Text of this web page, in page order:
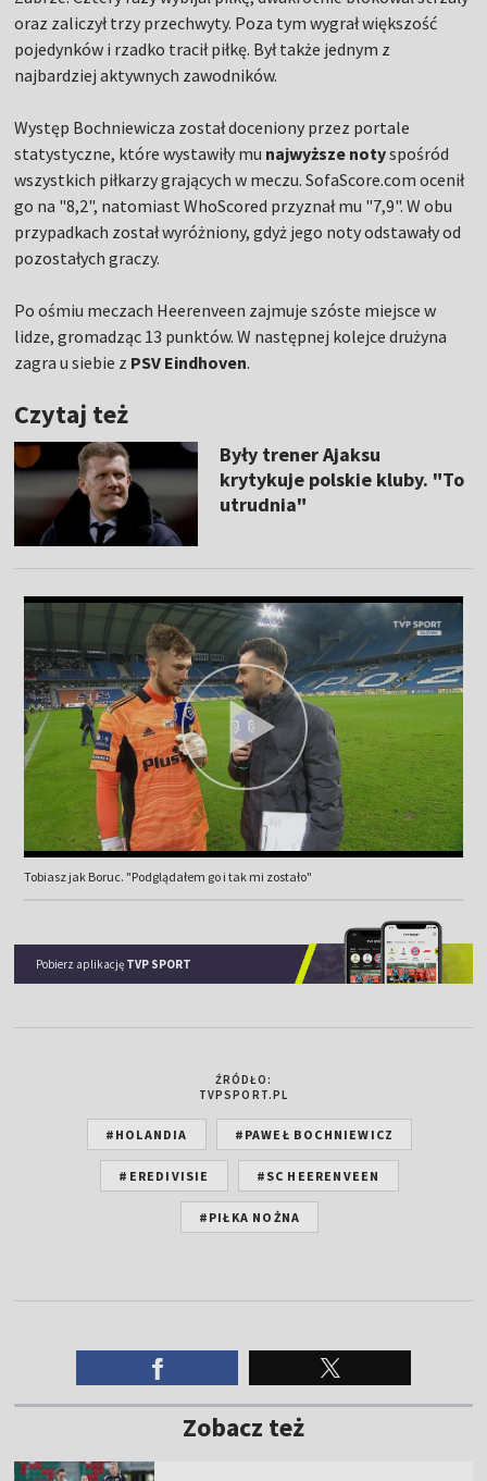
oraz zaliczył trzy przechwyty. Poza tym wygrał większość
pojedynków i rzadko tracił piłkę. Był także jednym z
najbardziej aktywnych zawodników.
Występ Bochniewicza został doceniony przez portale
statystyczne, które wystawiły mu najwyższe notyspośród
wszystkich piłkarzy grających w meczu. SofaScore.com ocenił
go na "8,2", natomiast WhoScored przyznał mu "7,9". W obu
przypadkach został wyróżniony, gdyż jego noty odstawały od
pozostałych graczy.
Po ośmiu meczach Heerenveen zajmuje szóste miejsce w
lidze, gromadząc 13 punktów. W następnej kolejce drużyna
zagra u siebie z PSV Eindhoven.
Czytaj też
Były trener Ajaksu
krytykuje polskie kluby. "To
utrudnia"
Tobiasz jak Boruc. "Podglądałem go i tak mi zostało"
Pobierz aplikację TVP SPORT
ŹRÓDŁO:
TVPSPORT.PL
#HOLANDIA #PAWEŁ BOCHNIEWICZ
#EREDIVISIE #SC HEERENVEEN
#PIŁKA NOŻNA
Zobacz też